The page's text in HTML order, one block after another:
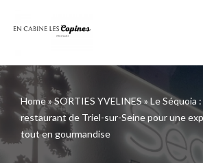
contenu
Home»SORTIES YVELINES » Le Séquoia
restaurant de Triel-sur-Seine pour une
tout en gourmandise